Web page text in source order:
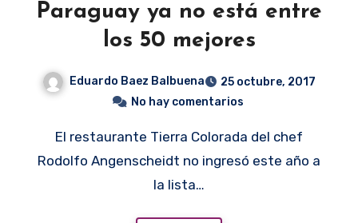
Paraguay ya no está entre
los 50 mejores
Eduardo Baez Balbuena
25 octubre, 2017
No hay comentarios
El restaurante Tierra Colorada del chef
Rodolfo Angenscheidt no ingresó este año a
la lista…